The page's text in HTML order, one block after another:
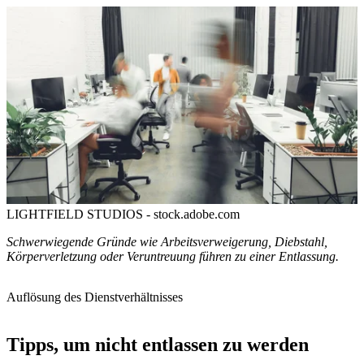
LIGHTFIELD STUDIOS - stock.adobe.com
Schwerwiegende Gründe wie Arbeitsverweigerung, Diebstahl,
Körperverletzung oder Veruntreuung führen zu einer Entlassung.
Auflösung des Dienstverhältnisses
Tipps, um nicht entlassen zu werden